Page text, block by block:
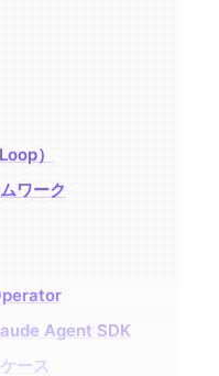
）
ワーク
Agent SDK
ース